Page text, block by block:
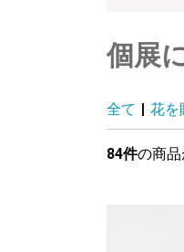
個展
全て | 花を
84件の商